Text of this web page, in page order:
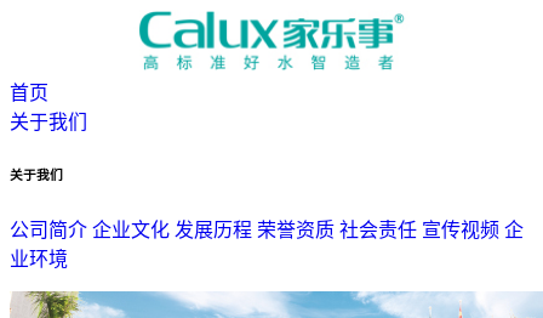
首页
关于我们
关于我们
公司简介 企业文化 发展历程 荣誉资质 社会责任 宣传视频 企
业环境